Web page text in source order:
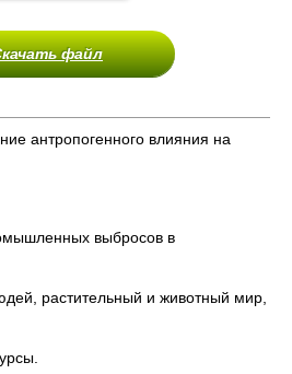
файл
антропогенного влияния на
выбросов в
и животный мир,